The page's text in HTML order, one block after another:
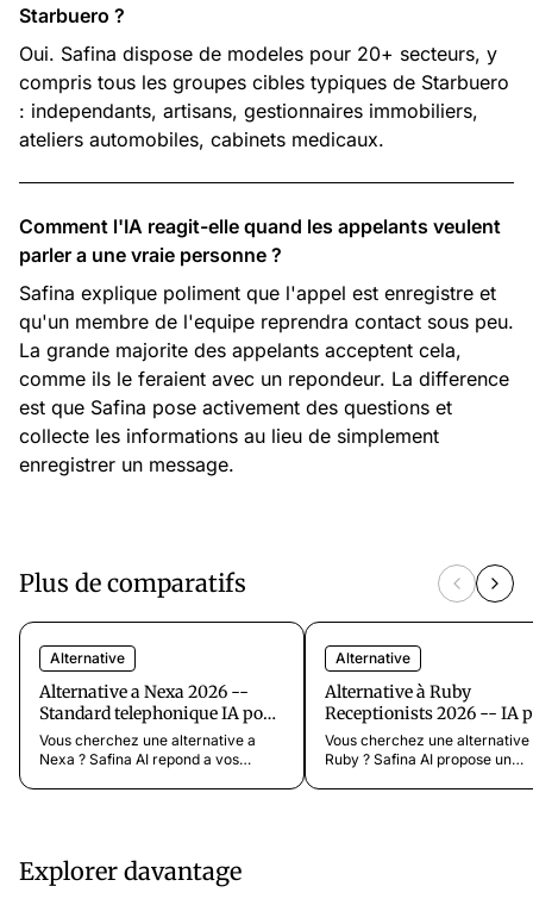
Starbuero ?
Oui. Safina dispose de modeles pour 20+ secteurs, y
compris tous les groupes cibles typiques de Starbuero
: independants, artisans, gestionnaires immobiliers,
ateliers automobiles, cabinets medicaux.
Comment l'IA reagit-elle quand les appelants veulent
parler a une vraie personne ?
Safina explique poliment que l'appel est enregistre et
qu'un membre de l'equipe reprendra contact sous peu.
La grande majorite des appelants acceptent cela,
comme ils le feraient avec un repondeur. La difference
est que Safina pose activement des questions et
collecte les informations au lieu de simplement
enregistrer un message.
Plus de comparatifs
Alternative
Alternative a Nexa 2026 --
Standard telephonique IA pour
95 % moins cher
Vous cherchez une alternative a
Nexa ? Safina AI repond a vos
Alternative
Alternative à Ruby
Receptionists 2026 -- IA
97 % moins cher
Vous cherchez une alternative
Ruby ? Safina AI propose un
Explorer davantage